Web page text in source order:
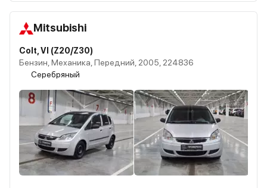
Mitsubishi
Colt, VI (Z20/Z30)
Бензин, Механика, Передний, 2005, 224836
Серебряный